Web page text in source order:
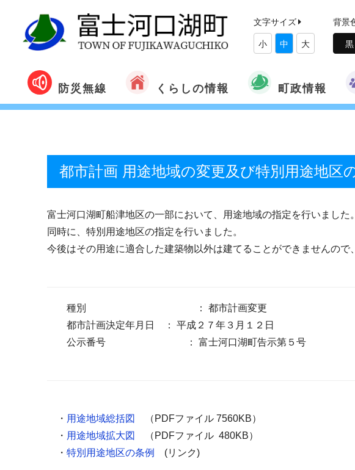
文字サイズ
小 中 大
背景
防災無線 くらしの情報 町政情報
都市計画 用途地域の変更及び特別用途地区
富士河口湖町船津地区の一部において、用途地域の指定を行いました。
同時に、特別用途地区の指定を行いました。
今後はその用途に適合した建築物以外は建てることができませんので
種別 ： 都市計画変更
都市計画決定年月日 ： 平成２７年３月１２日
公示番号 ： 富士河口湖町告示第５号
・ 用途地域総括図
（PDFファイル 7560KB）
・ 用途地域拡大図
（PDFファイル 480KB）
・ 特別用途地区の条例 (リンク)